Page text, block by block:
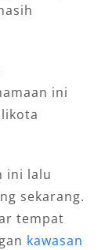
ini
ini lalu
sekarang.
tempat
kawasan